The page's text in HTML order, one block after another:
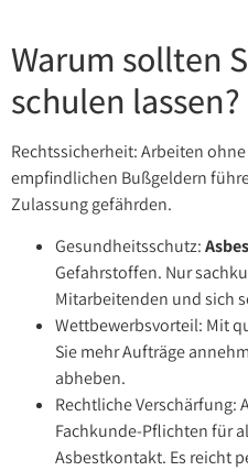
Warum sollten
schulen lassen?
Rechtssicherheit: Arbeiten
empfindlichen Bußgeldern
Zulassung gefährden.
Gesundheitsschutz:
Gefahrstoffen. Nur
Mitarbeitenden und sich
Wettbewerbsvorteil: Mit
Sie mehr Aufträge
abheben.
Rechtliche Verschärfung:
Fachkunde-Pflichten für
Asbestkontakt. Es reicht